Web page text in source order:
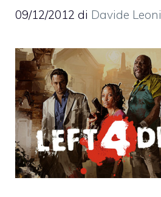
09/12/2012 di Davide Leoni